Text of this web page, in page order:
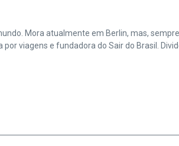
Mora atualmente em Berlin, mas,
viagens e fundadora do Sair do Brasil.